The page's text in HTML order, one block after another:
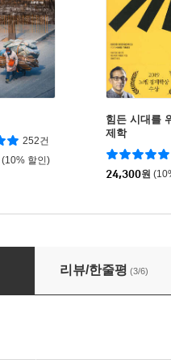
252건
(10% 할인)
힘든 시대를
제학
24,300원
리뷰/한줄평 (3/6)